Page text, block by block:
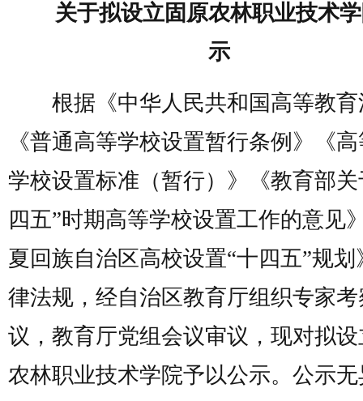
关于拟设立固原农林职业技术
示
根据《中华人民共和国高等教育
《普通高等学校设置暂行条例》《
学校设置标准（暂行）》《教育部关
四五”时期高等学校设置工作的意见
夏回族自治区高校设置“十四五”规划
律法规，经自治区教育厅组织专家
议，教育厅党组会议审议，现对拟
农林职业技术学院予以公示。公示